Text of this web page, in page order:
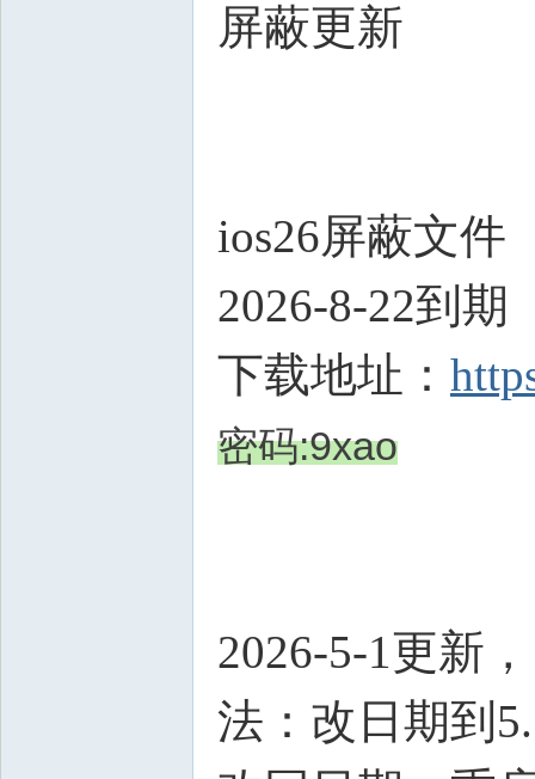
屏蔽更新
ios26屏蔽文件
2026-8-22到期
下载地址：
密码:9xao
2026-5-1更新
法：改日期到